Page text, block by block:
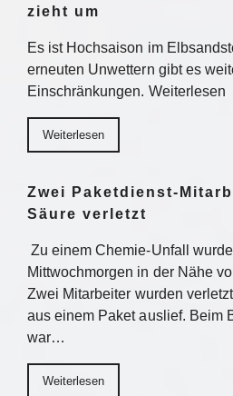
zieht um
Es ist Hochsaison im
erneuten Unwettern gibt es
Einschränkungen. Weiterlesen
Weiterlesen
Zwei Paketdienst-
Säure verletzt
Zu einem Chemie-Unfall
Mittwochmorgen in der Nähe
Zwei Mitarbeiter wurden
aus einem Paket auslief. Beim
war…
Weiterlesen